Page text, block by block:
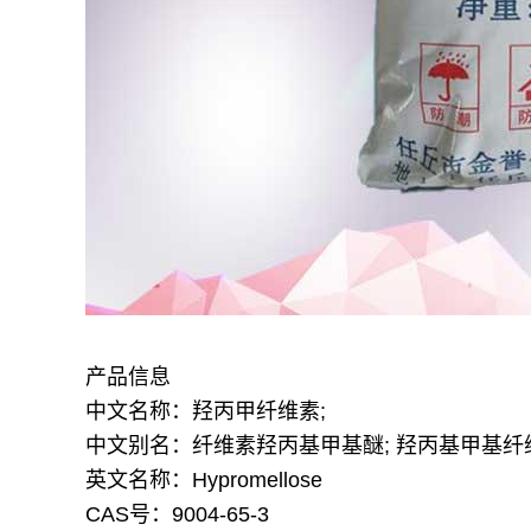
产品信息
中文名称：羟丙甲纤维素;
中文别名：纤维素羟丙基甲基醚; 羟丙基甲基纤
英文名称：Hypromellose
CAS号：9004-65-3